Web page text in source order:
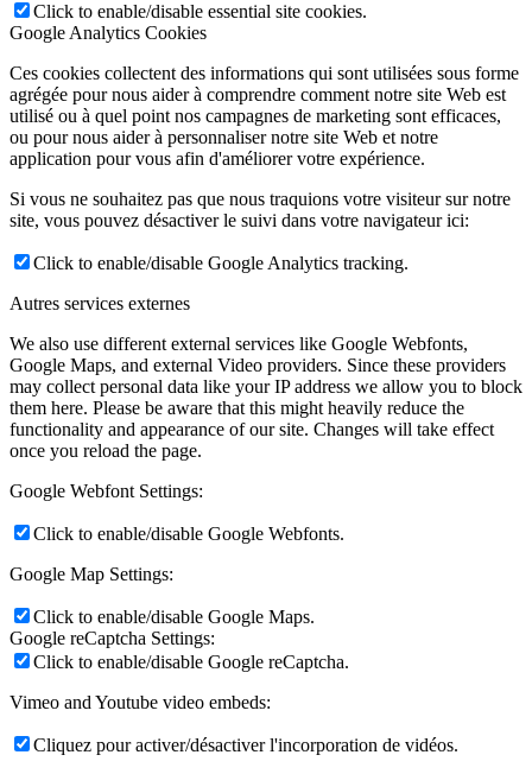
Click to enable/disable essential site cookies.
Google Analytics Cookies
Ces cookies collectent des informations qui sont utilisées sous forme
agrégée pour nous aider à comprendre comment notre site Web est
utilisé ou à quel point nos campagnes de marketing sont efficaces,
ou pour nous aider à personnaliser notre site Web et notre
application pour vous afin d'améliorer votre expérience.
Si vous ne souhaitez pas que nous traquions votre visiteur sur notre
site, vous pouvez désactiver le suivi dans votre navigateur ici:
Click to enable/disable Google Analytics tracking.
Autres services externes
We also use different external services like Google Webfonts,
Google Maps, and external Video providers. Since these providers
may collect personal data like your IP address we allow you to block
them here. Please be aware that this might heavily reduce the
functionality and appearance of our site. Changes will take effect
once you reload the page.
Google Webfont Settings:
Click to enable/disable Google Webfonts.
Google Map Settings:
Click to enable/disable Google Maps.
Google reCaptcha Settings:
Click to enable/disable Google reCaptcha.
Vimeo and Youtube video embeds:
Cliquez pour activer/désactiver l'incorporation de vidéos.